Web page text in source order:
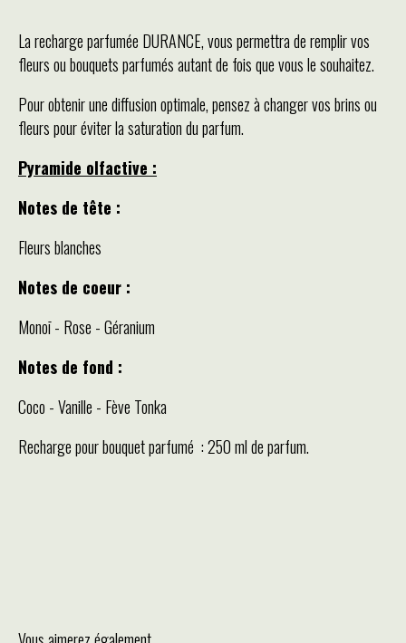
La recharge parfumée DURANCE, vous permettra de remplir vos
fleurs ou bouquets parfumés autant de fois que vous le souhaitez.
Pour obtenir une diffusion optimale, pensez à changer vos brins ou
fleurs pour éviter la saturation du parfum.
Pyramide olfactive :
Notes de tête :
Fleurs blanches
Notes de coeur :
Monoī - Rose - Géranium
Notes de fond :
Coco - Vanille - Fève Tonka
Recharge pour bouquet parfumé : 250 ml de parfum.